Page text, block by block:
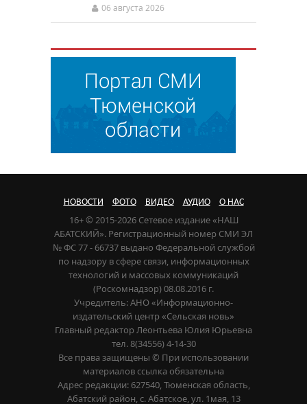
06 августа 2026
НОВОСТИ ФОТО ВИДЕО АУДИО О НАС
16+ © 2015-2026 Сетевое издание «НАШ
АБАТСКИЙ». Регистрационный номер СМИ ЭЛ
№ ФС 77 - 66737 выдано Федеральной службой
по надзору в сфере связи, информационных
технологий и массовых коммуникаций
(Роскомнадзор) 08.08.2016 г.
Учредитель: АНО «Информационно-
издательский центр «Сельская новь»
Главный редактор Леонтьева Юлия Юрьевна
тел. 8(34556) 4-14-30
Все права защищены © При использовании
материалов ссылка обязательна
Адрес редакции: 627540, Тюменская область,
Абатский район, с. Абатское, ул. 1мая, 13